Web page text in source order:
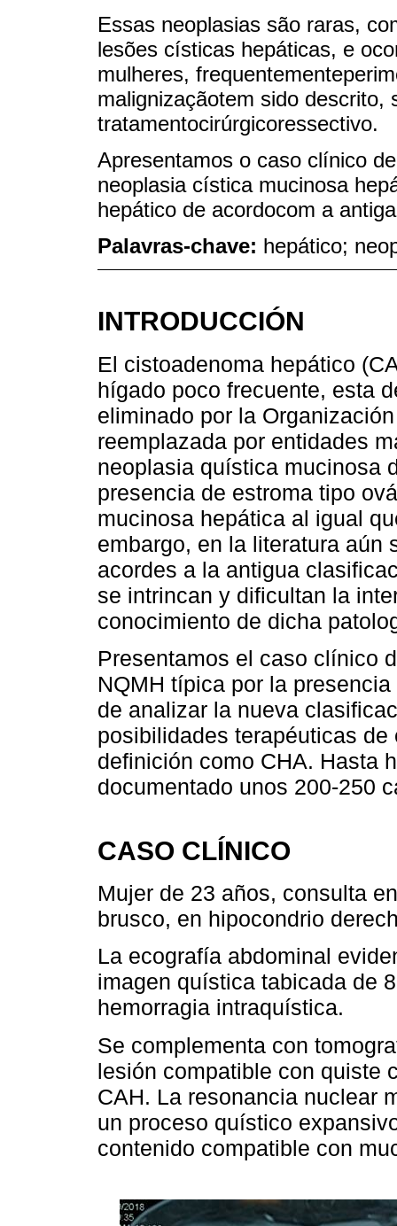
Essas neoplasias são raras,
lesões císticas hepáticas, e
mulheres,
malignizaçãotem sido descrito,
tratamentocirúrgicoressectivo.
Apresentamos o caso clínico
neoplasia cística mucinosa
hepático de acordocom a
Palavras-chave: hepático;
INTRODUCCIÓN
El cistoadenoma hepático
hígado poco frecuente, esta
eliminado por la
reemplazada por entidades
neoplasia quística mucinosa
presencia de estroma tipo
mucinosa hepática al igual
embargo, en la literatura aún
acordes a la antigua
se intrincan y dificultan la
conocimiento de dicha
Presentamos el caso clínico
NQMH típica por la
de analizar la nueva
posibilidades terapéuticas
definición como CHA. Hasta
documentado unos 200-250
CASO CLÍNICO
Mujer de 23 años, consulta
brusco, en hipocondrio
La ecografía abdominal
imagen quística tabicada de
hemorragia intraquística.
Se complementa con
lesión compatible con quiste
CAH. La resonancia nuclear
un proceso quístico
contenido compatible con